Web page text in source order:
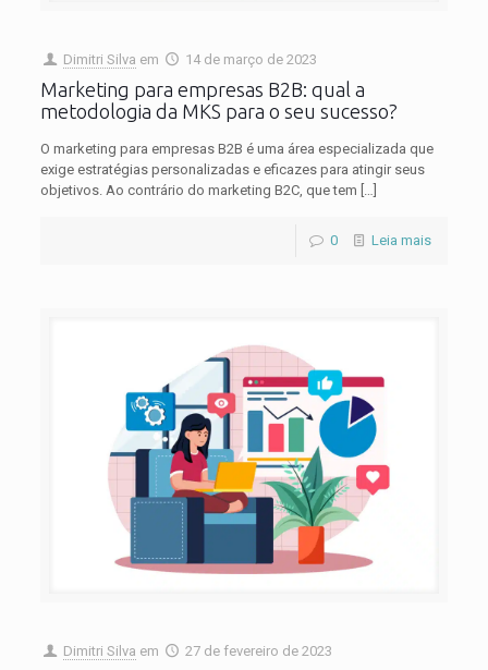
Dimitri Silva em 14 de março de 2023
Marketing para empresas B2B: qual a
metodologia da MKS para o seu sucesso?
O marketing para empresas B2B é uma área especializada que
exige estratégias personalizadas e eficazes para atingir seus
objetivos. Ao contrário do marketing B2C, que tem […]
0 Leia mais
Dimitri Silva em 27 de fevereiro de 2023